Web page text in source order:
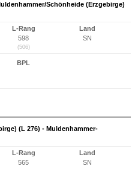
Schönheide (Erzgebirge)
L-Rang
598
(506)
Land
SN
BPL
(L 276) - Muldenhammer-
L-Rang
565
Land
SN